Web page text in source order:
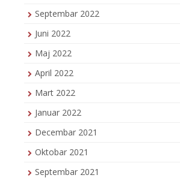
Septembar 2022
Juni 2022
Maj 2022
April 2022
Mart 2022
Januar 2022
Decembar 2021
Oktobar 2021
Septembar 2021